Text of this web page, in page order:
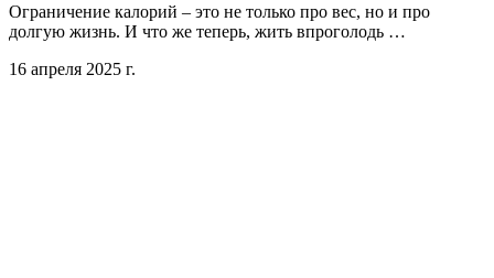
Ограничение калорий – это не только про вес, но и про
долгую жизнь. И что же теперь, жить впроголодь …
16 апреля 2025 г.